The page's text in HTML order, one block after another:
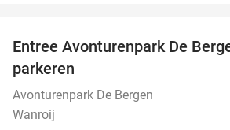
Entree Avonturenpark De
parkeren
Avonturenpark De Bergen
Wanroij